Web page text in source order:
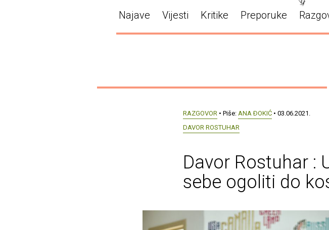
Najave Vijesti Kritike Preporuke
RAZGOVOR • Piše: ANA ÐOKIĆ • 03.06.2021.
DAVOR ROSTUHAR
Davor Rostuhar :
sebe ogoliti do